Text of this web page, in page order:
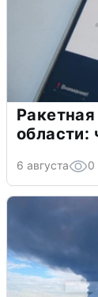
области:
6 августа 0